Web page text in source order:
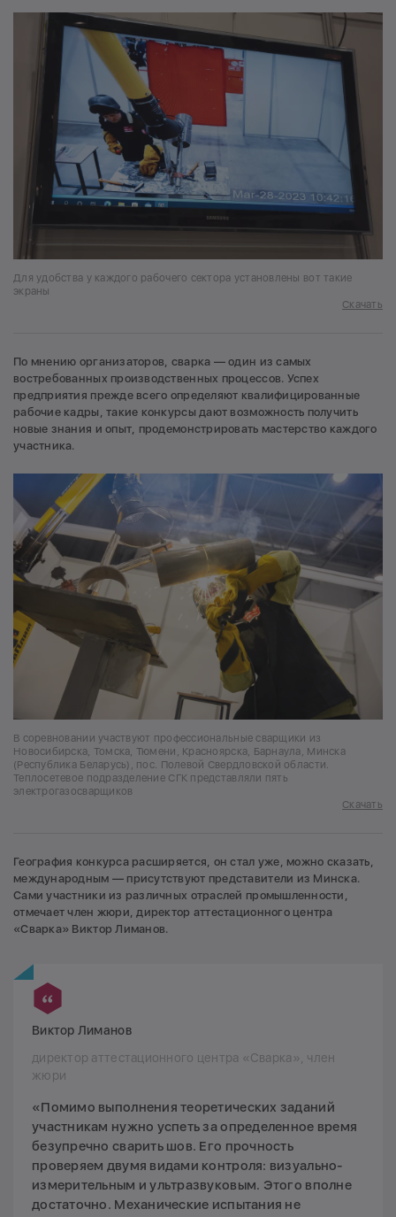
Для удобства у каждого рабочего сектора установлены вот такие
экраны
Скачать
По мнению организаторов, сварка — один из самых
востребованных производственных процессов. Успех
предприятия прежде всего определяют квалифицированные
рабочие кадры, такие конкурсы дают возможность получить
новые знания и опыт, продемонстрировать мастерство каждого
участника.
В соревновании участвуют профессиональные сварщики из
Новосибирска, Томска, Тюмени, Красноярска, Барнаула, Минска
(Республика Беларусь), пос. Полевой Свердловской области.
Теплосетевое подразделение СГК представляли пять
электрогазосварщиков
Скачать
География конкурса расширяется, он стал уже, можно сказать,
международным — присутствуют представители из Минска.
Сами участники из различных отраслей промышленности,
отмечает член жюри, директор аттестационного центра
«Сварка» Виктор Лиманов.
Виктор Лиманов
директор аттестационного центра «Сварка», член
жюри
«Помимо выполнения теоретических заданий
участникам нужно успеть за определенное время
безупречно сварить шов. Его прочность
проверяем двумя видами контроля: визуально-
измерительным и ультразвуковым. Этого вполне
достаточно. Механические испытания не